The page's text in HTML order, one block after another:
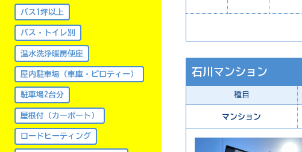
バス1坪以上
バス・トイレ別
温水洗浄暖房便座
屋内駐車場（車庫・ピロティー）
駐車場2台分
屋根付（カーポート）
ロードヒーティング
石川マンション
種目
マンション